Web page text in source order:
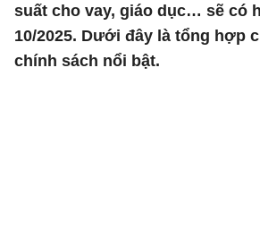
suất cho vay, giáo dục… sẽ có
10/2025. Dưới đây là tổng hợp
chính sách nổi bật.